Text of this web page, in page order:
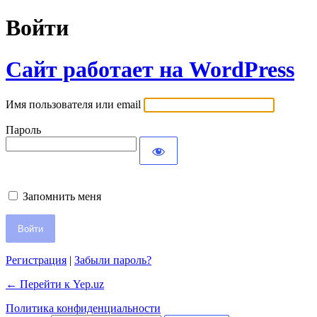
Войти
Сайт работает на WordPress
Имя пользователя или email
Пароль
Запомнить меня
Регистрация | Забыли пароль?
← Перейти к Yep.uz
Политика конфиденциальности